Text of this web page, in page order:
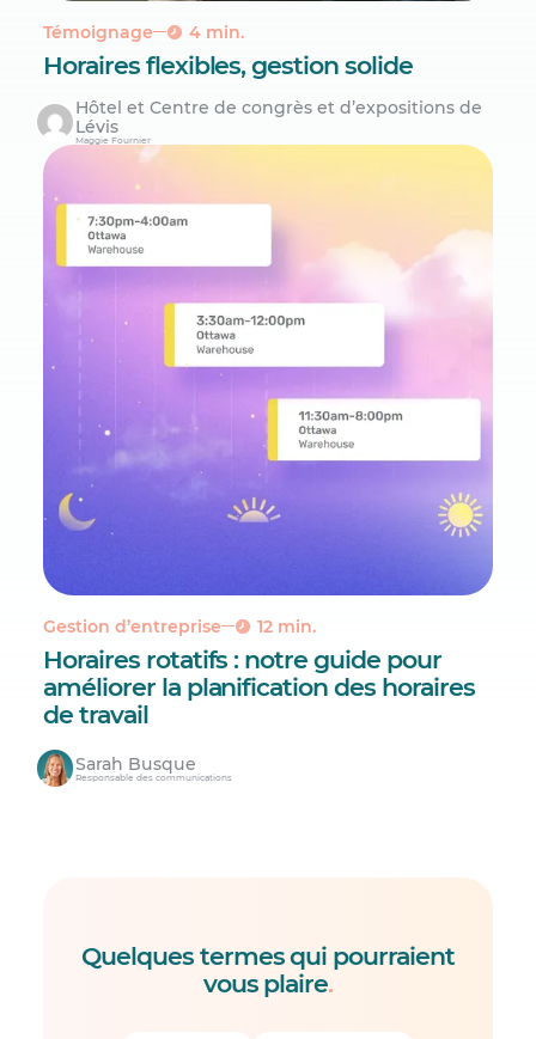
Témoignage 4 min.
Horaires flexibles, gestion solide
Hôtel et Centre de congrès et d’expositions de
Lévis
Maggie Fournier
Gestion d’entreprise 12 min.
Horaires rotatifs : notre guide pour
améliorer la planification des horaires
de travail
Sarah Busque
Responsable des communications
Quelques termes qui pourraient
vous plaire.